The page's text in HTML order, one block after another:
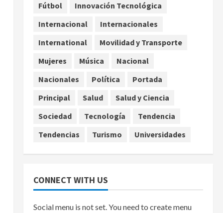
4
videos ocultados en el caso
Ayotzinapa
Fútbol
Innovación Tecnológica
Internacional
Internacionales
International
Movilidad y Transporte
Mujeres
Música
Nacional
Nacionales
Política
Portada
Principal
Salud
Salud y Ciencia
Sociedad
Tecnología
Tendencia
Tendencias
Turismo Universidades
CONNECT WITH US
Social menu is not set. You need to create menu